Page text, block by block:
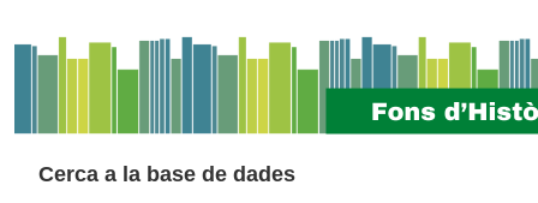
Cerca a la base de dades